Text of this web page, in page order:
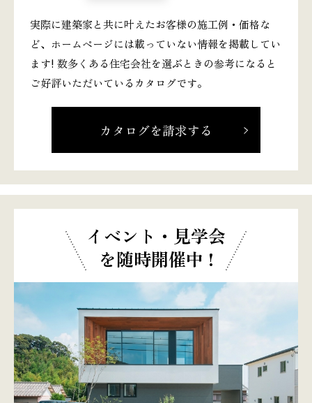
実際に建築家と共に叶えたお客様の施工例・価格な
ど、ホームページには載っていない情報を掲載してい
ます! 数多くある住宅会社を選ぶときの参考になると
ご好評いただいているカタログです。
カタログを請求する
イベント・見学会
を随時開催中 !